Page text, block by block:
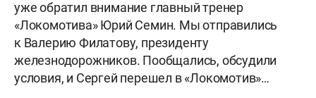
уже обратил внимание главный тренер
«Локомотива» Юрий Семин. Мы отправились
к Валерию Филатову, президенту
железнодорожников. Пообщались, обсудили
условия, и Сергей перешел в «Локомотив»…